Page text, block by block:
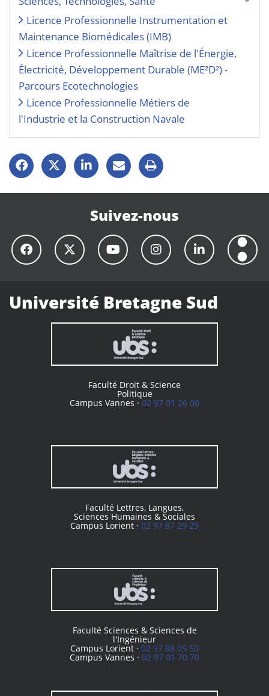
Licence Professionnelle Instrumentation et
Maintenance Biomédicales (IMB)
Licence Professionnelle Maîtrise de l'Énergie,
Électricité, Développement Durable (ME²D²) -
Parcours Ecotechnologies
Licence Professionnelle Métiers de
l'Industrie et la Construction Navale
Suivez-nous
Université Bretagne Sud
Faculté Droit & Science
Politique
Campus Vannes ·02 97 01 26 00
Faculté Lettres, Langues,
Sciences Humaines & Sociales
Campus Lorient · 02 97 87 29 29
Faculté Sciences & Sciences de
l'Ingénieur
Campus Lorient · 02 97 88 05 50
Campus Vannes · 02 97 01 70 70